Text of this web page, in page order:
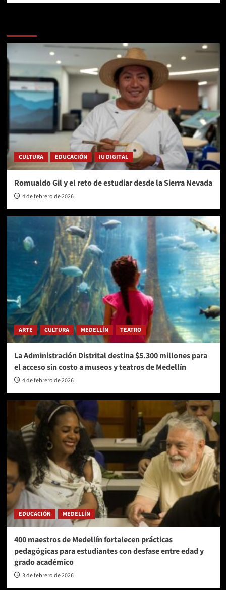
CULTURA EDUCACIÓN IU DIGITAL
Romualdo Gil y el reto de estudiar desde la Sierra Nevada
4 de febrero de 2026
ARTE CULTURA MEDELLÍN TEATRO
La Administración Distrital destina $5.300 millones para
el acceso sin costo a museos y teatros de Medellín
4 de febrero de 2026
EDUCACIÓN MEDELLÍN
400 maestros de Medellín fortalecen prácticas
pedagógicas para estudiantes con desfase entre edad y
grado académico
3 de febrero de 2026